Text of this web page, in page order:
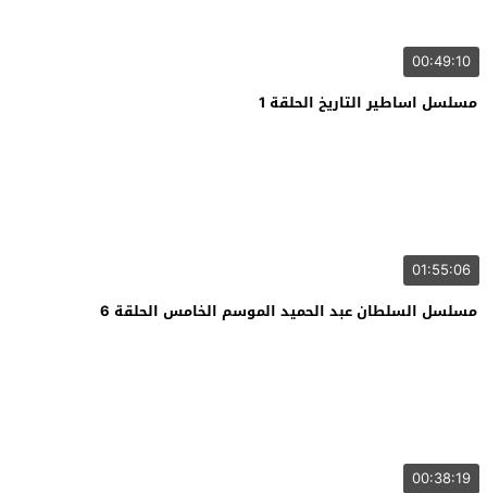
00:49:10
مسلسل اساطير التاريخ الحلقة 1
01:55:06
مسلسل السلطان عبد الحميد الموسم الخامس الحلقة 6
00:38:19